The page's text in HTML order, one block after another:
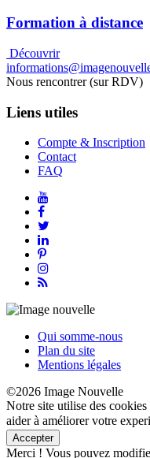
Formation à distance
Découvrir
Nous rencontrer (sur RDV)
Liens utiles
Compte & Inscription
Contact
FAQ
Qui somme-nous
Plan du site
Mentions légales
©2026 Image Nouvelle
Notre site utilise des
aider à améliorer votre
Accepter
Merci ! Vous pouvez